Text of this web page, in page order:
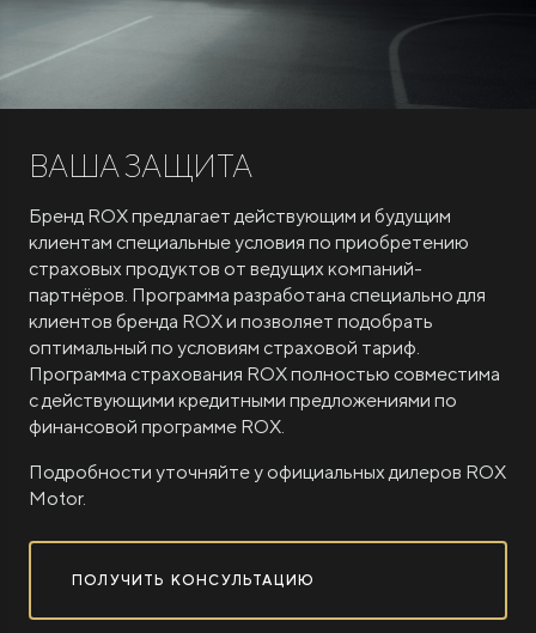
ВАША ЗАЩИТА
Бренд ROX предлагает действующим и будущим
клиентам специальные условия по приобретению
страховых продуктов от ведущих компаний-
партнёров. Программа разработана специально для
клиентов бренда ROX и позволяет подобрать
оптимальный по условиям страховой тариф.
Программа страхования ROX полностью совместима
с действующими кредитными предложениями по
финансовой программе ROX.
Подробности уточняйте у официальных дилеров ROX
Motor.
ПОЛУЧИТЬ КОНСУЛЬТАЦИЮ